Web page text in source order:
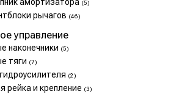
(5)
рычагов (46)
управление
наконечники (5)
тяги (7)
(2)
рейка и крепление (3)